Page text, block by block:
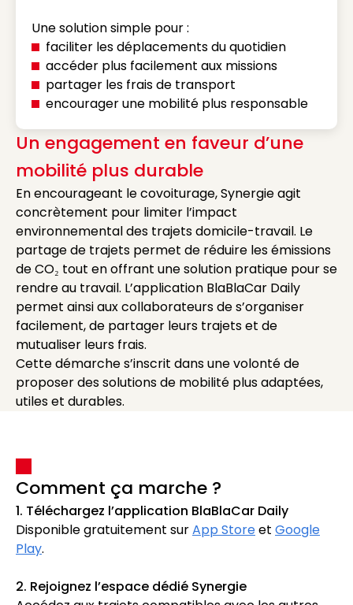
Une solution simple pour :
faciliter les déplacements du quotidien
accéder plus facilement aux missions
partager les frais de transport
encourager une mobilité plus responsable
Un engagement en faveur d’une
mobilité plus durable
En encourageant le covoiturage, Synergie agit
concrètement pour limiter l’impact
environnemental des trajets domicile-travail. Le
partage de trajets permet de réduire les émissions
de CO₂ tout en offrant une solution pratique pour se
rendre au travail. L’application BlaBlaCar Daily
permet ainsi aux collaborateurs de s’organiser
facilement, de partager leurs trajets et de
mutualiser leurs frais.
Cette démarche s’inscrit dans une volonté de
proposer des solutions de mobilité plus adaptées,
utiles et durables.
Comment ça marche ?
1. Téléchargez l’application BlaBlaCar Daily
Disponible gratuitement surApp Storeet Google
Play.
2. Rejoignez l’espace dédié Synergie